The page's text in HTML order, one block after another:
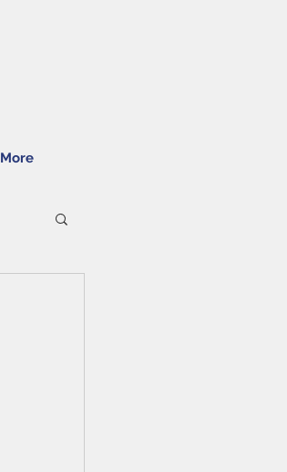
More